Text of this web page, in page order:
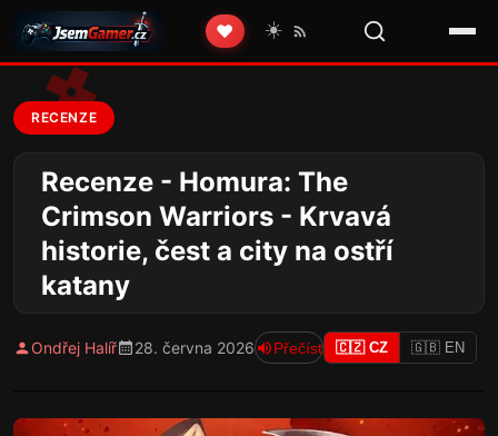
❤️ ☀️
RECENZE
Recenze - Homura: The
Crimson Warriors - Krvavá
historie, čest a city na ostří
katany
Ondřej Halíř 28. června 2026 Přečíst 🇨🇿 CZ 🇬🇧 EN